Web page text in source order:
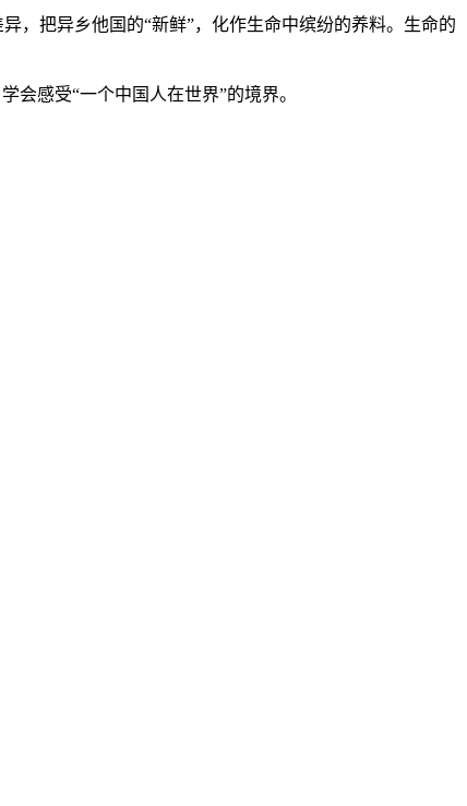
，把异乡他国的“新鲜”，化作生命中缤纷的养料。生命的
会感受“一个中国人在世界”的境界。